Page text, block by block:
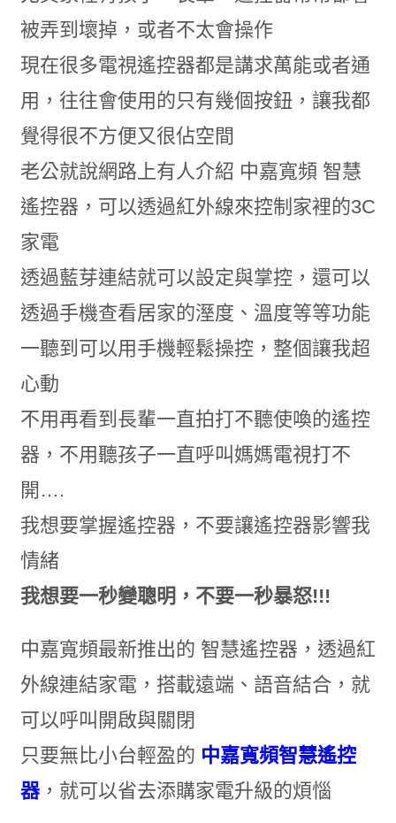
被弄到壞掉，或者不太會操作
現在很多電視遙控器都是講求萬能或者通
用，往往會使用的只有幾個按鈕，讓我都
覺得很不方便又很佔空間
老公就說網路上有人介紹 中嘉寬頻 智慧
遙控器，可以透過紅外線來控制家裡的3C
家電
透過藍芽連結就可以設定與掌控，還可以
透過手機查看居家的溼度、溫度等等功能
一聽到可以用手機輕鬆操控，整個讓我超
心動
不用再看到長輩一直拍打不聽使喚的遙控
器，不用聽孩子一直呼叫媽媽電視打不
開….
我想要掌握遙控器，不要讓遙控器影響我
情緒
我想要一秒變聰明，不要一秒暴怒!!!
中嘉寬頻最新推出的 智慧遙控器，透過紅
外線連結家電，搭載遠端、語音結合，就
可以呼叫開啟與關閉
只要無比小台輕盈的 中嘉寬頻智慧遙控
器，就可以省去添購家電升級的煩惱